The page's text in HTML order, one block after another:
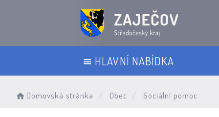
HLAVNÍ NABÍDKA
Domovská stránka Obec Sociální pomoc